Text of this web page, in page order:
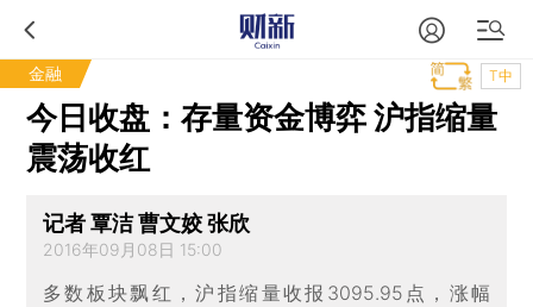
金融 T中
今日收盘：存量资金博弈 沪指缩量
震荡收红
记者 覃洁 曹文姣 张欣
2016年09月08日 15:00
多数板块飘红，沪指缩量收报3095.95点，涨幅